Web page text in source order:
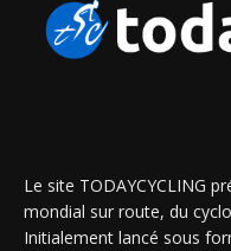
Le site TODAYCYCLING
mondial sur route, du
Initialement lancé sous